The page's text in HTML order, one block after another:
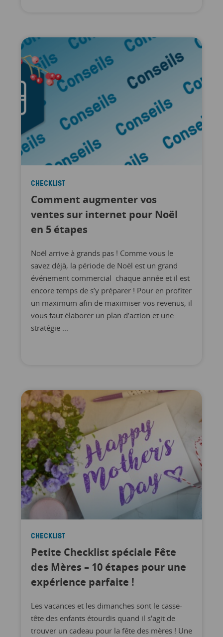
CHECKLIST
Comment augmenter vos
ventes sur internet pour Noël
en 5 étapes
Noël arrive à grands pas ! Comme vous le
savez déjà, la période de Noël est un grand
événement commercial chaque année et il est
encore temps de s’y préparer ! Pour en profiter
un maximum afin de maximiser vos revenus, il
vous faut élaborer un plan d’action et une
stratégie ...
CHECKLIST
Petite Checklist spéciale Fête
des Mères – 10 étapes pour une
expérience parfaite !
Les vacances et les dimanches sont le casse-
tête des enfants étourdis quand il s'agit de
trouver un cadeau pour la fête des mères ! Une